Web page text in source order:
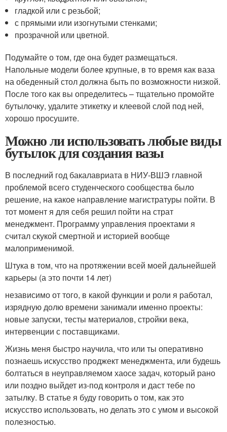
гладкой или с резьбой;
с прямыми или изогнутыми стенками;
прозрачной или цветной.
Подумайте о том, где она будет размещаться.
Напольные модели более крупные, в то время как ваза
на обеденный стол должна быть по возможности низкой.
После того как вы определитесь – тщательно промойте
бутылочку, удалите этикетку и клеевой слой под ней,
хорошо просушите.
Можно ли использовать любые виды
бутылок для создания вазы
В последний год бакалавриата в НИУ-ВШЭ главной
проблемой всего студенческого сообщества было
решение, на какое направление магистратуры пойти. В
тот момент я для себя решил пойти на страт
менеджмент. Программу управления проектами я
считал скукой смертной и историей вообще
малоприменимой.
Штука в том, что на протяжении всей моей дальнейшей
карьеры (а это почти 14 лет)
независимо от того, в какой функции и роли я работал,
изрядную долю времени занимали именно проекты:
новые запуски, тесты материалов, стройки века,
интервенции с поставщиками.
Жизнь меня быстро научила, что или ты оперативно
познаешь искусство проджект менеджмента, или будешь
болтаться в неуправляемом хаосе задач, который рано
или поздно выйдет из-под контроля и даст тебе по
затылку. В статье я буду говорить о том, как это
искусство использовать, но делать это с умом и высокой
полезностью.